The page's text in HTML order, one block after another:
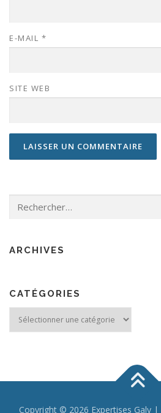
E-MAIL *
SITE WEB
ARCHIVES
CATÉGORIES
Copyright © 2026 Expertises Galy |